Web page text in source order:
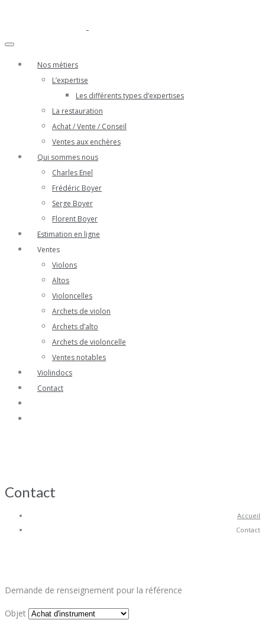
Nos métiers
L’expertise
Les différents types d’expertises
La restauration
Achat / Vente / Conseil
Ventes aux enchères
Qui sommes nous
Charles Enel
Frédéric Boyer
Serge Boyer
Florent Boyer
Estimation en ligne
Ventes
Violons
Altos
Violoncelles
Archets de violon
Archets d’alto
Archets de violoncelle
Ventes notables
Violindocs
Contact
Contact
Accueil
Contact
Demande de renseignement pour la référence
Objet